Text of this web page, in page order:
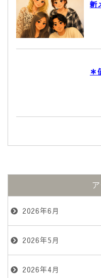
新
＊
2026年6月
2026年5月
2026年4月